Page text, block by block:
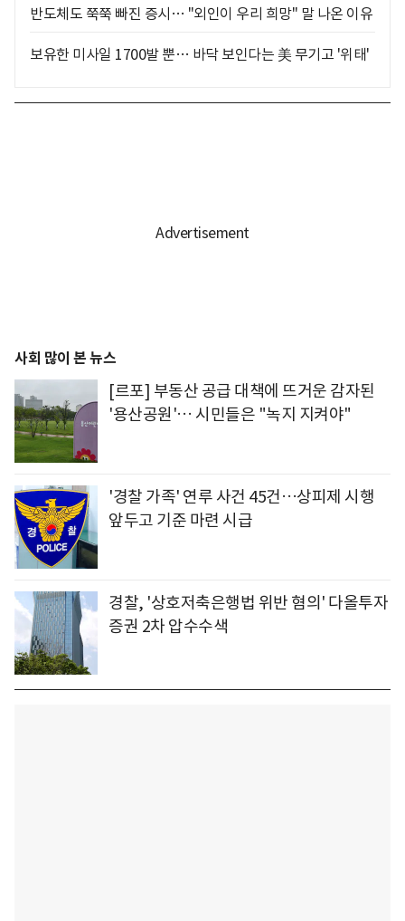
반도체도 쭉쭉 빠진 증시… "외인이 우리 희망" 말 나온 이유
보유한 미사일 1700발 뿐… 바닥 보인다는 美 무기고 '위태'
사회 많이 본 뉴스
[르포] 부동산 공급 대책에 뜨거운 감자된
'용산공원'… 시민들은 "녹지 지켜야"
'경찰 가족' 연루 사건 45건…상피제 시행
앞두고 기준 마련 시급
경찰, '상호저축은행법 위반 혐의' 다올투자
증권 2차 압수수색